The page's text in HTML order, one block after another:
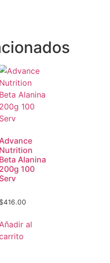
Advance
Nutrition
Beta Alanina
200g 100
Serv
$416.00
Añadir al